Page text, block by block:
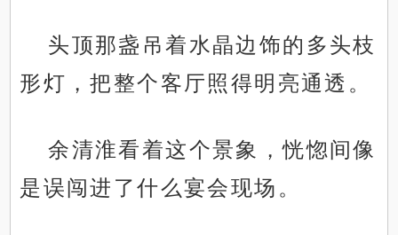
头顶那盏吊着水晶边饰的多头枝
形灯，把整个客厅照得明亮通透。
余清淮看着这个景象，恍惚间像
是误闯进了什么宴会现场。